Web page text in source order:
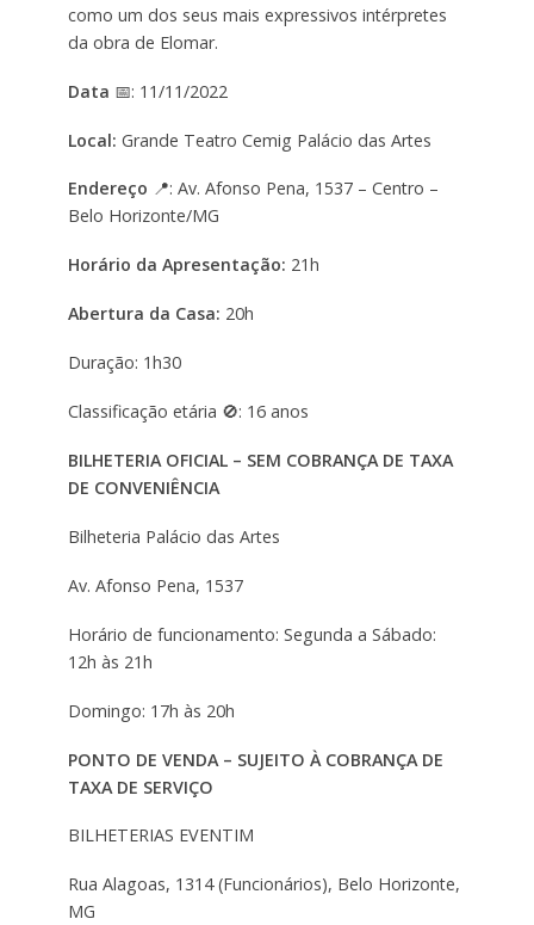
como um dos seus mais expressivos intérpretes
da obra de Elomar.
Data 📅: 11/11/2022
Local: Grande Teatro Cemig Palácio das Artes
Endereço 📍: Av. Afonso Pena, 1537 – Centro –
Belo Horizonte/MG
Horário da Apresentação: 21h
Abertura da Casa: 20h
Duração: 1h30
Classificação etária 🚫: 16 anos
BILHETERIA OFICIAL – SEM COBRANÇA DE TAXA
DE CONVENIÊNCIA
Bilheteria Palácio das Artes
Av. Afonso Pena, 1537
Horário de funcionamento: Segunda a Sábado:
12h às 21h
Domingo: 17h às 20h
PONTO DE VENDA – SUJEITO À COBRANÇA DE
TAXA DE SERVIÇO
BILHETERIAS EVENTIM
Rua Alagoas, 1314 (Funcionários), Belo Horizonte,
MG